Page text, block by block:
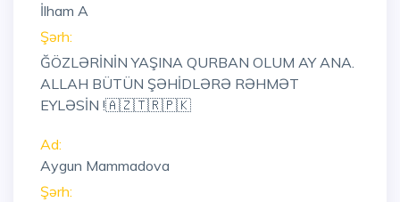
İlham A
Şərh:
ĞÖZLƏRİNİN YAŞINA QURBAN OLUM AY ANA.
ALLAH BÜTÜN ŞƏHİDLƏRƏ RƏHMƏT
EYLƏSİN !🇦🇿🇹🇷🇵🇰
Ad:
Aygun Mammadova
Şərh: